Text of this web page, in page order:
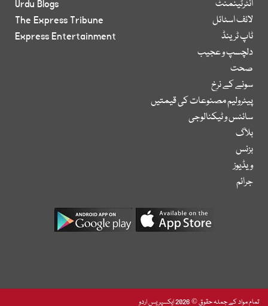
انٹرٹینمنٹ
لائف اسٹائل
ٹاپ ٹرینڈ
دلچسپ و عجیب
صحت
سونے کے نرخ
پیٹرولیم مصنوعات کی قیمتیں
سائنس و ٹیکنالوجی
بلاگ
بزنس
ویڈیوز
جرائم
Urdu Blogs
The Express Tribune
Express Entertainment
تمام مواد کے جملہ حقوق © 2026 ایکسپریس اردو